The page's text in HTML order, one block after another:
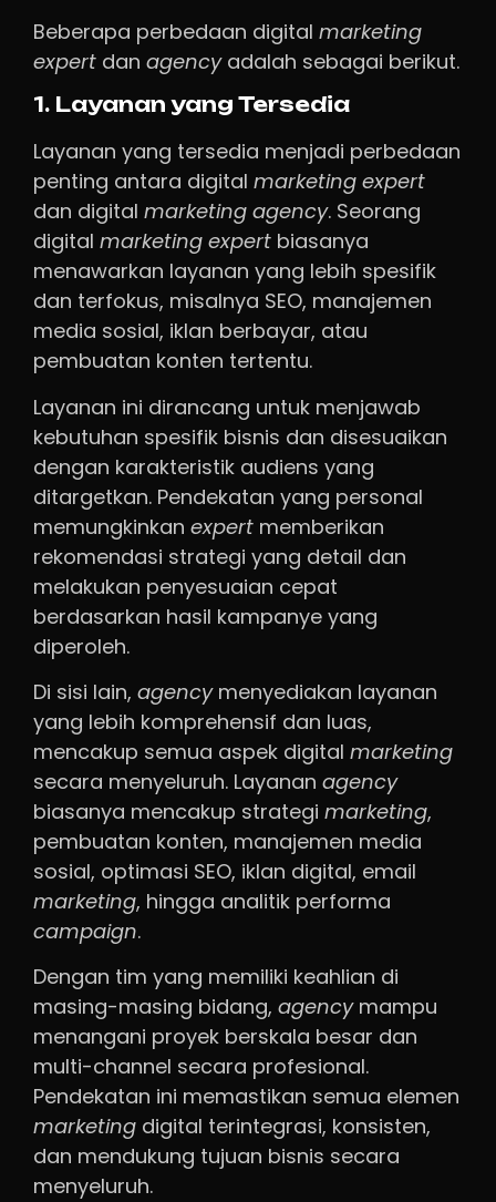
Beberapa perbedaan digital marketing
expert dan agencyadalah sebagai berikut.
1. Layanan yang Tersedia
Layanan yang tersedia menjadi perbedaan
penting antara digital marketing expert
dan digital marketing agency. Seorang
digital marketing expert biasanya
menawarkan layanan yang lebih spesifik
dan terfokus, misalnya SEO, manajemen
media sosial, iklan berbayar, atau
pembuatan konten tertentu.
Layanan ini dirancang untuk menjawab
kebutuhan spesifik bisnis dan disesuaikan
dengan karakteristik audiens yang
ditargetkan. Pendekatan yang personal
memungkinkan expert memberikan
rekomendasi strategi yang detail dan
melakukan penyesuaian cepat
berdasarkan hasil kampanye yang
diperoleh.
Di sisi lain, agency menyediakan layanan
yang lebih komprehensif dan luas,
mencakup semua aspek digital marketing
secara menyeluruh. Layanan agency
biasanya mencakup strategi marketing,
pembuatan konten, manajemen media
sosial, optimasi SEO, iklan digital, email
marketing, hingga analitik performa
campaign.
Dengan tim yang memiliki keahlian di
masing-masing bidang, agencymampu
menangani proyek berskala besar dan
multi-channel secara profesional.
Pendekatan ini memastikan semua elemen
marketing digital terintegrasi, konsisten,
dan mendukung tujuan bisnis secara
menyeluruh.